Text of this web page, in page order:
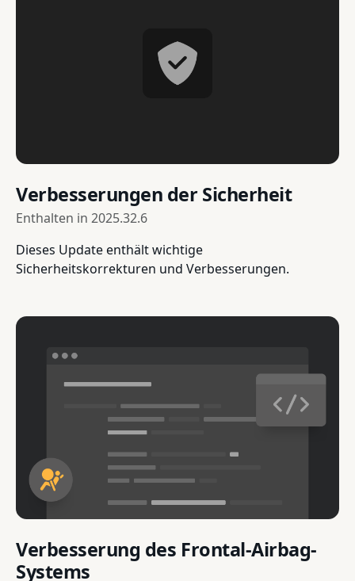
Verbesserungen der Sicherheit
Enthalten in 2025.32.6
Dieses Update enthält wichtige
Sicherheitskorrekturen und Verbesserungen.
Verbesserung des Frontal-Airbag-
Systems